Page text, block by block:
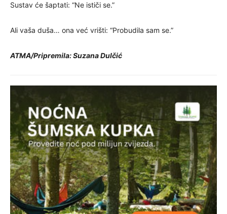
Sustav će šaptati: “Ne ističi se.”
Ali vaša duša… ona već vrišti: “Probudila sam se.”
ATMA/Pripremila: Suzana Dulčić